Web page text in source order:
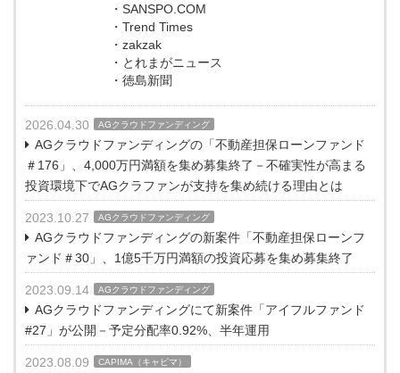
・SANSPO.COM
・Trend Times
・zakzak
・とれまがニュース
・徳島新聞
2026.04.30 AGクラウドファンディング
AGクラウドファンディングの「不動産担保ローンファンド
＃176」、4,000万円満額を集め募集終了－不確実性が高まる
投資環境下でAGクラファンが支持を集め続ける理由とは
2023.10.27 AGクラウドファンディング
AGクラウドファンディングの新案件「不動産担保ローンフ
ァンド＃30」、1億5千万円満額の投資応募を集め募集終了
2023.09.14 AGクラウドファンディング
AGクラウドファンディングにて新案件「アイフルファンド
#27」が公開－予定分配率0.92%、半年運用
2023.08.09 CAPIMA（キャピマ）